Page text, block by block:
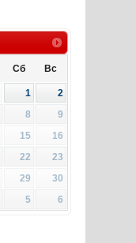
Сб Вс
1
2
8
9
15
16
22
23
29
30
5 6